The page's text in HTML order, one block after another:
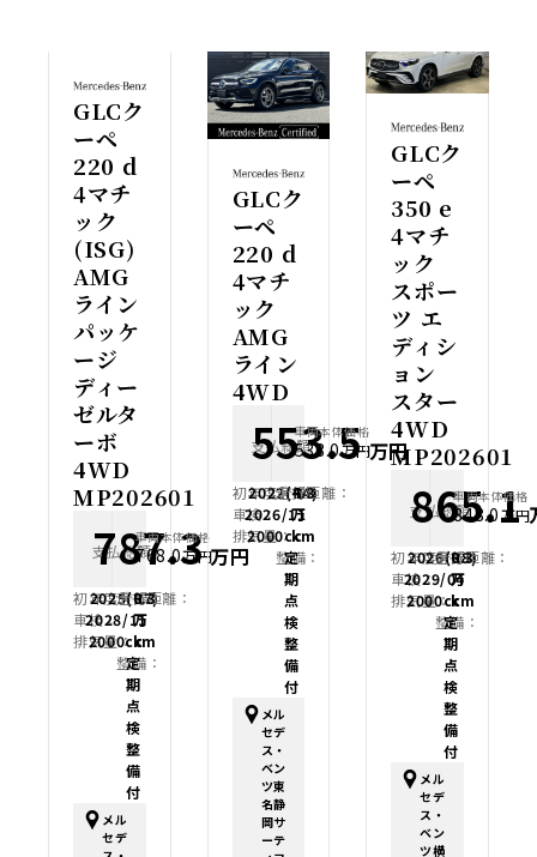
GLCク
ーペ
220 d
4マチ
ック
(ISG)
AMG
ライン
パッケ
ージ
ディー
ゼルタ
ーボ
4WD
MP202601
支払総額
787.3 万円
車両本体価格
768.0万円
初年度登録：
2025(R7)
車検：
2028/11
排気量：
2000cc
走行距離：
0.3
万
km
整備：
定
期
点
検
整
備
付
メル
セデ
GLCク
ーペ
220 d
4マチ
ック
AMG
ライン
4WD
支払総額
553.5 万円
車両本体価格
538.0万円
初年度登録：
2022(R4)
車検：
2026/11
排気量：
2000cc
走行距離：
4.3
万
km
整備：
定
期
点
検
整
備
付
メル
セデ
ス・
ベン
ツ東
名静
岡サ
ーテ
GLCク
ーペ
350 e
4マチ
ック
スポー
ツ エ
ディシ
ョン
スター
4WD
MP202601
支払総額
865.1
車両本体価格
848.0万円
初年度登録：
2026(R8)
車検：
2029/04
排気量：
2000cc
走行距離：
0.3
万
km
整備：
定
期
点
検
整
備
付
メル
セデ
ス・
ベン
ツ横